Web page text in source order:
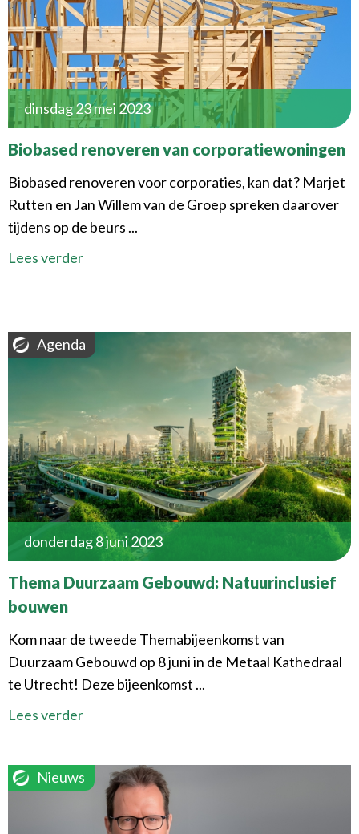
dinsdag 23 mei 2023
Biobased renoveren van corporatiewoningen
Biobased renoveren voor corporaties, kan dat? Marjet
Rutten en Jan Willem van de Groep spreken daarover
tijdens op de beurs ...
Lees verder
Agenda
donderdag 8 juni 2023
Thema Duurzaam Gebouwd: Natuurinclusief
bouwen
Kom naar de tweede Themabijeenkomst van
Duurzaam Gebouwd op 8 juni in de Metaal Kathedraal
te Utrecht! Deze bijeenkomst ...
Lees verder
Nieuws